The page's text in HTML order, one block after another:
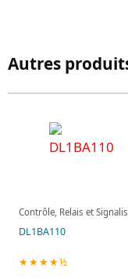
Autres
Contrôle, Relais et
DL1BA110
★★★★½